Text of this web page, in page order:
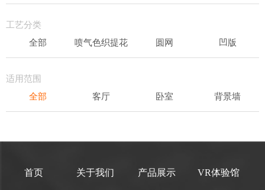
工艺分类
全部
喷气色织提花 圆网 凹版
适用范围
全部
客厅 卧室 背景墙
首页 关于我们 产品展示 VR体验馆